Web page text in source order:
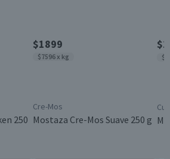
250
$1899
$7596 x kg
Cre-Mos
Mostaza Cre-Mos Suave 250 g